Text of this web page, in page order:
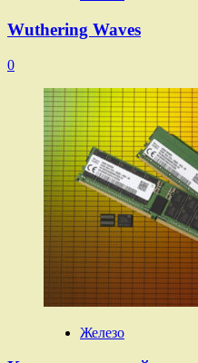
Wuthering Waves
0
Железо